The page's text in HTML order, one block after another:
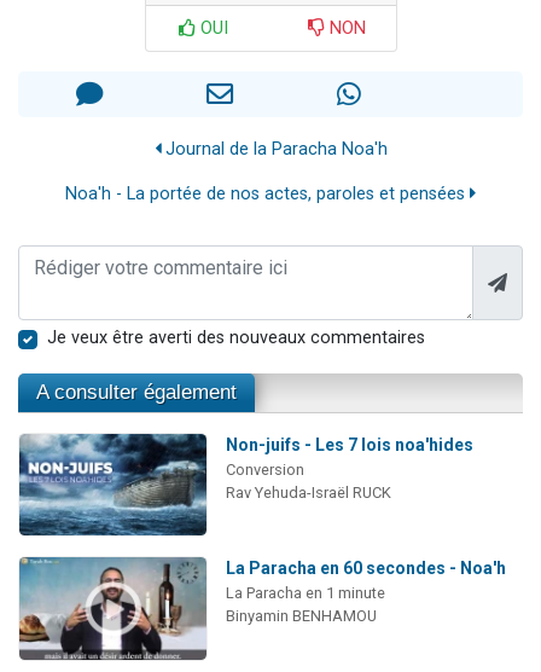
OUI NON
Journal de la Paracha Noa'h
Noa'h - La portée de nos actes, paroles et pensées
Je veux être averti des nouveaux commentaires
A consulter également
Non-juifs - Les 7 lois noa'hides
Conversion
Rav Yehuda-Israël RUCK
La Paracha en 60 secondes - Noa'h
La Paracha en 1 minute
Binyamin BENHAMOU